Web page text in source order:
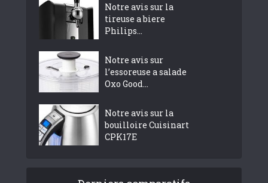
Notre avis sur la
tireuse a biere
Philips...
Notre avis sur
l’essoreuse a salade
Oxo Good...
Notre avis sur la
bouilloire Cuisinart
CPK17E